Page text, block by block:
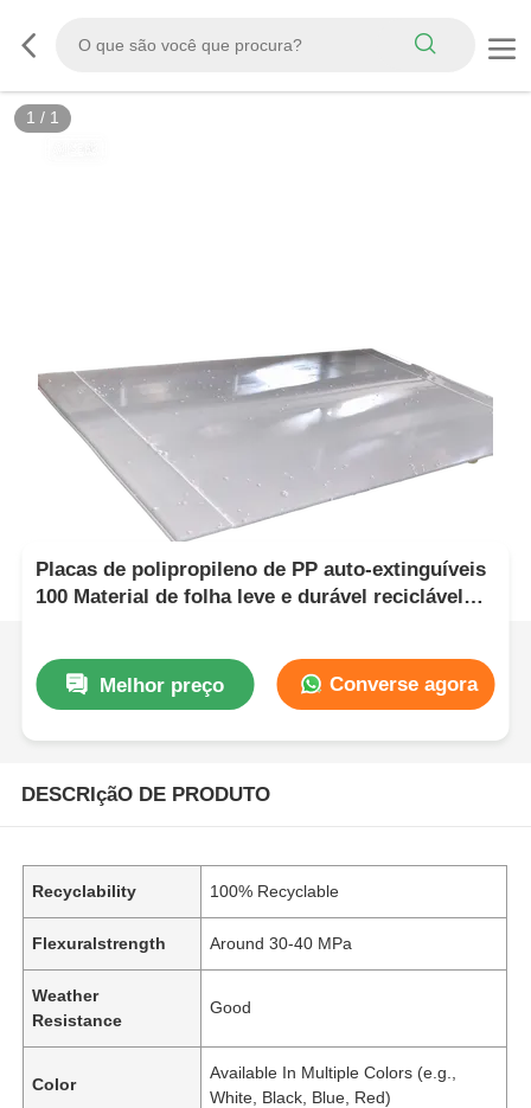
1 / 1
Placas de polipropileno de PP auto-extinguíveis
100 Material de folha leve e durável reciclável
Melhor preço Converse agora
DESCRIçãO DE PRODUTO
Recyclability 100% Recyclable
Flexuralstrength Around 30-40 MPa
Weather
Resistance
Good
Color
Available In Multiple Colors (e.g.,
White, Black, Blue, Red)